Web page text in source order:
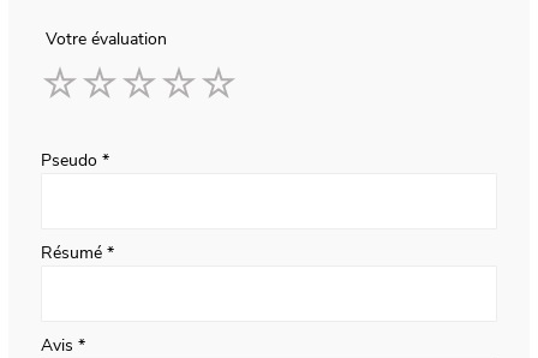
Votre évaluation
Pseudo
Résumé
Avis